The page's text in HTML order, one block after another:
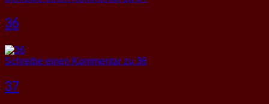
36
Schreibe einen Kommentar zu 36
37